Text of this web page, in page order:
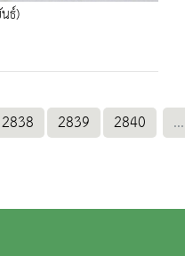
ธ์)
2838 2839 2840 ...